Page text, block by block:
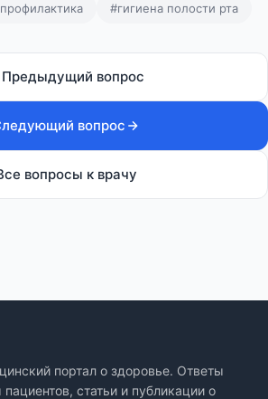
#гигиена полости рта
Предыдущий вопрос
вопрос
вопросы к врачу
портал о здоровье. Ответы
статьи и публикации о